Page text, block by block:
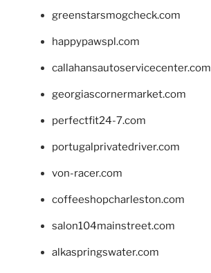
greenstarsmogcheck.com
happypawspl.com
callahansautoservicecenter.com
georgiascornermarket.com
perfectfit24-7.com
portugalprivatedriver.com
von-racer.com
coffeeshopcharleston.com
salon104mainstreet.com
alkaspringswater.com